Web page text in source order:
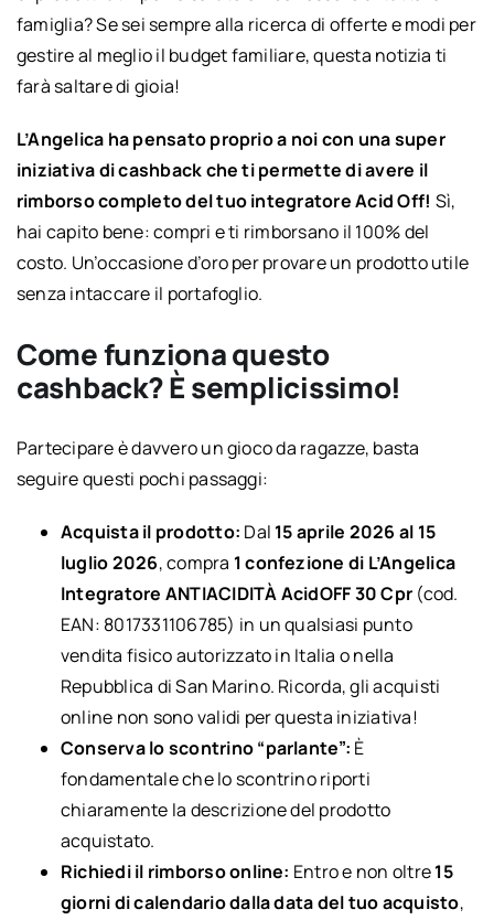
famiglia? Se sei sempre alla ricerca di offerte e modi per
gestire al meglio il budget familiare, questa notizia ti
farà saltare di gioia!
L’Angelica ha pensato proprio a noi con una super
iniziativa di cashback che ti permette di avere il
rimborso completo del tuo integratore Acid Off! Sì,
hai capito bene: compri e ti rimborsano il 100% del
costo. Un’occasione d’oro per provare un prodotto utile
senza intaccare il portafoglio.
Come funziona questo
cashback? È semplicissimo!
Partecipare è davvero un gioco da ragazze, basta
seguire questi pochi passaggi:
Acquista il prodotto: Dal 15 aprile 2026 al 15
luglio 2026, compra 1 confezione di L’Angelica
Integratore ANTIACIDITÀ AcidOFF 30 Cpr (cod.
EAN: 8017331106785) in un qualsiasi punto
vendita fisico autorizzato in Italia o nella
Repubblica di San Marino. Ricorda, gli acquisti
online non sono validi per questa iniziativa!
Conserva lo scontrino “parlante”: È
fondamentale che lo scontrino riporti
chiaramente la descrizione del prodotto
acquistato.
Richiedi il rimborso online: Entro e non oltre15
giorni di calendario dalla data del tuo acquisto,